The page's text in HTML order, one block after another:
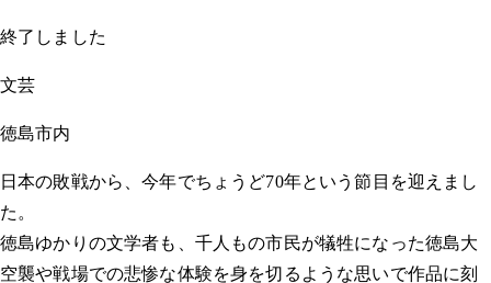
終了しました
文芸
徳島市内
日本の敗戦から、今年でちょうど70年という節目を迎えまし
た。
徳島ゆかりの文学者も、千人もの市民が犠牲になった徳島大
空襲や戦場での悲惨な体験を身を切るような思いで作品に刻